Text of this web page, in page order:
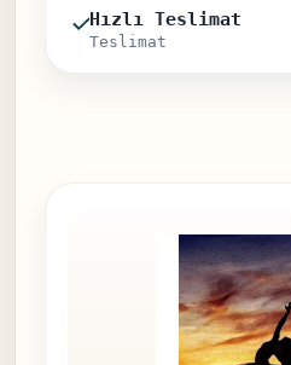
Hızlı Teslimat
Teslimat